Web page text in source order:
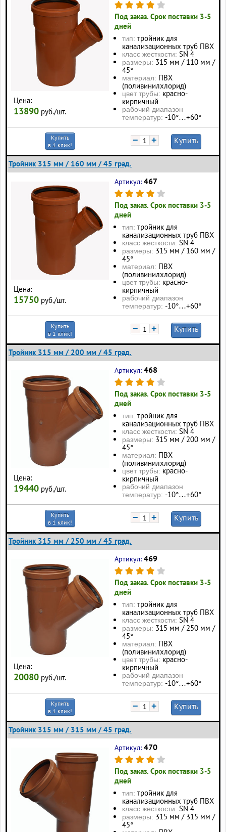
Цена:
13890 руб./шт.
Под заказ. Срок поставки 3-5
дней
тип: тройник для
канализационных труб ПВХ
класс жесткости: SN 4
размеры: 315 мм / 110 мм /
45°
материал: ПВХ
(поливинилхлорид)
цвет трубы: красно-
кирпичный
рабочий диапазон
температур: -10°…+60°
Купить
в 1 клик!
− + Купить
Тройник 315 мм / 160 мм / 45 град.
Цена:
15750 руб./шт.
Артикул: 467
Под заказ. Срок поставки 3-5
дней
тип: тройник для
канализационных труб ПВХ
класс жесткости: SN 4
размеры: 315 мм / 160 мм /
45°
материал: ПВХ
(поливинилхлорид)
цвет трубы: красно-
кирпичный
рабочий диапазон
температур: -10°…+60°
Купить
в 1 клик!
− + Купить
Тройник 315 мм / 200 мм / 45 град.
Цена:
19440 руб./шт.
Артикул: 468
Под заказ. Срок поставки 3-5
дней
тип: тройник для
канализационных труб ПВХ
класс жесткости: SN 4
размеры: 315 мм / 200 мм /
45°
материал: ПВХ
(поливинилхлорид)
цвет трубы: красно-
кирпичный
рабочий диапазон
температур: -10°…+60°
Купить
в 1 клик!
− + Купить
Тройник 315 мм / 250 мм / 45 град.
Цена:
20080 руб./шт.
Артикул: 469
Под заказ. Срок поставки 3-5
дней
тип: тройник для
канализационных труб ПВХ
класс жесткости: SN 4
размеры: 315 мм / 250 мм /
45°
материал: ПВХ
(поливинилхлорид)
цвет трубы: красно-
кирпичный
рабочий диапазон
температур: -10°…+60°
Купить
в 1 клик!
− + Купить
Тройник 315 мм / 315 мм / 45 град.
Артикул: 470
Под заказ. Срок поставки 3-5
дней
тип: тройник для
канализационных труб ПВХ
класс жесткости: SN 4
размеры: 315 мм / 315 мм /
45°